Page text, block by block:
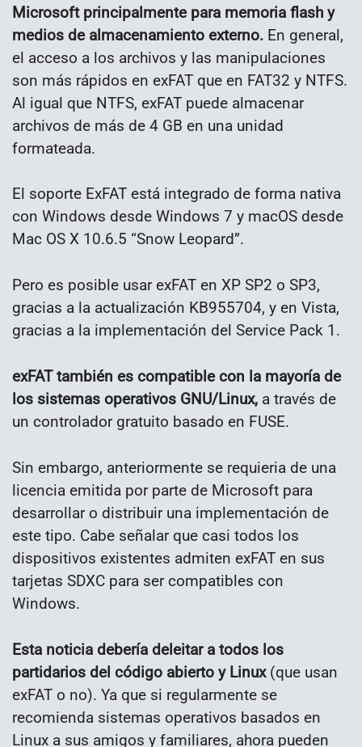
Microsoft principalmente para memoria flash y
medios de almacenamiento externo. En general,
el acceso a los archivos y las manipulaciones
son más rápidos en exFAT que en FAT32 y NTFS.
Al igual que NTFS, exFAT puede almacenar
archivos de más de 4 GB en una unidad
formateada.
El soporte ExFAT está integrado de forma nativa
con Windows desde Windows 7 y macOS desde
Mac OS X 10.6.5 “Snow Leopard”.
Pero es posible usar exFAT en XP SP2 o SP3,
gracias a la actualización KB955704, y en Vista,
gracias a la implementación del Service Pack 1.
exFAT también es compatible con la mayoría de
los sistemas operativos GNU/Linux, a través de
un controlador gratuito basado en FUSE.
Sin embargo, anteriormente se requieria de una
licencia emitida por parte de Microsoft para
desarrollar o distribuir una implementación de
este tipo. Cabe señalar que casi todos los
dispositivos existentes admiten exFAT en sus
tarjetas SDXC para ser compatibles con
Windows.
Esta noticia debería deleitar a todos los
partidarios del código abierto y Linux(que usan
exFAT o no). Ya que si regularmente se
recomienda sistemas operativos basados ​​en
Linux a sus amigos y familiares, ahora pueden